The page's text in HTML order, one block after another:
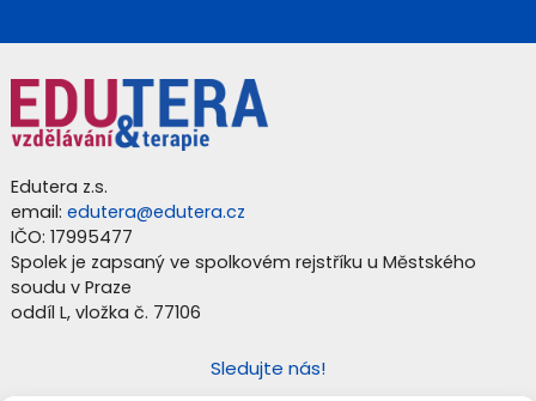
Edutera z.s.
email: edutera@edutera.cz
IČO: 17995477
Spolek je zapsaný ve spolkovém rejstříku u Městského
soudu v Praze
oddíl L, vložka č. 77106
Sledujte nás!